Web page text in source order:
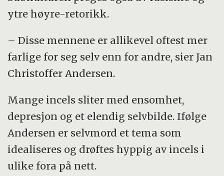
ytre høyre-retorikk.
– Disse mennene er allikevel oftest mer
farlige for seg selv enn for andre, sier Jan
Christoffer Andersen.
Mange incels sliter med ensomhet,
depresjon og et elendig selvbilde. Ifølge
Andersen er selvmord et tema som
idealiseres og drøftes hyppig av incels i
ulike fora på nett.